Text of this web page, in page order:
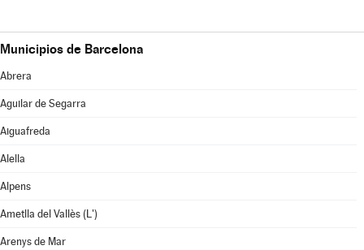
Municipios de Barcelona
Abrera
Aguilar de Segarra
Aiguafreda
Alella
Alpens
Ametlla del Vallès (L')
Arenys de Mar